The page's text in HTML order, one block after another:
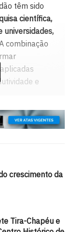
têm sido
científica,
universidades,
combinação
e
como a
(Embrapa),
da pesquisa
em áreas como
crescimento da
Tira-Chapéu e